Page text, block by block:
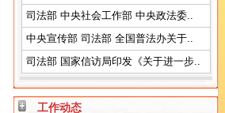
司法部 中央社会工作部 中央政法委..
中央宣传部 司法部 全国普法办关于..
司法部 国家信访局印发《关于进一步..
工作动态